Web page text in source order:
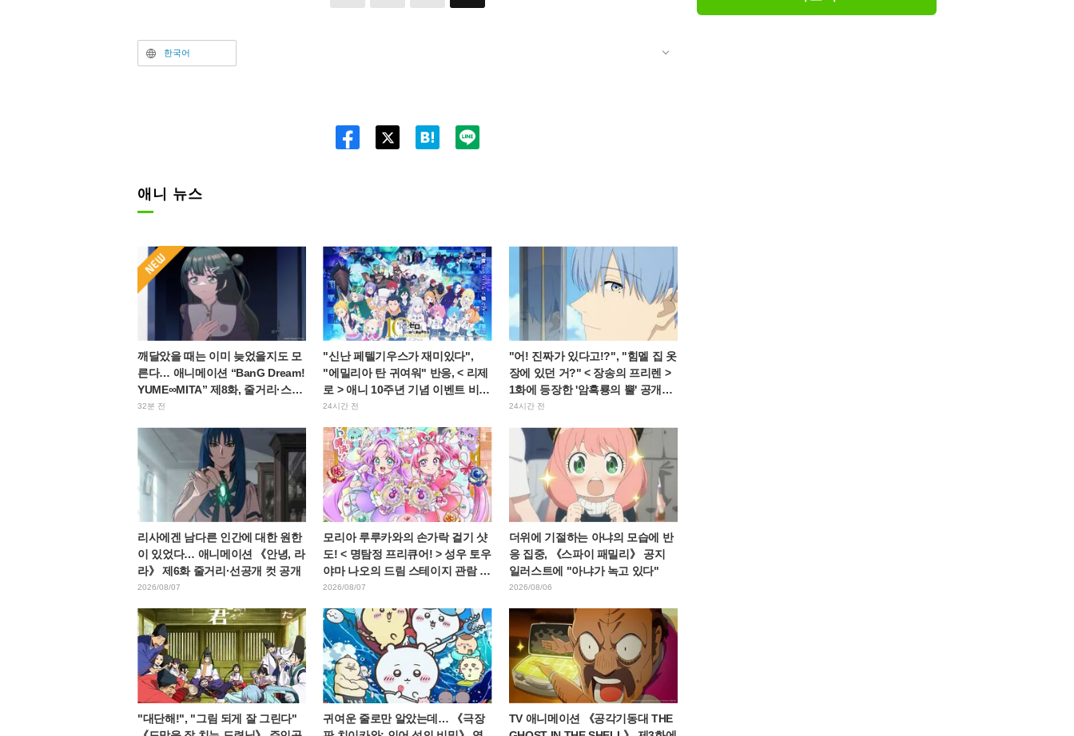
한국어
애니 뉴스
깨달았을 때는 이미 늦었을지도 모
른다… 애니메이션 “BanG Dream!
YUME∞MITA” 제8화, 줄거리·스틸
컷 공개
32분 전
"신난 페텔기우스가 재미있다",
"에밀리아 탄 귀여워" 반응, < 리제
로 > 애니 10주년 기념 이벤트 비주
얼 공개
24시간 전
"어! 진짜가 있다고!?", "힘멜 집 옷
장에 있던 거?" < 장송의 프리렌 >
1화에 등장한 '암흑룡의 뿔' 공개에
팬들 경악
24시간 전
리사에겐 남다른 인간에 대한 원한
이 있었다… 애니메이션 《안녕, 라
라》 제6화 줄거리·선공개 컷 공개
2026/08/07
모리아 루루카와의 손가락 걸기 샷
도! < 명탐정 프리큐어! > 성우 토우
야마 나오의 드림 스테이지 관람 보
고에 "W 아르카나다" 반응
2026/08/07
더위에 기절하는 아냐의 모습에 반
응 집중, 《스파이 패밀리》 공지
일러스트에 "아냐가 녹고 있다"
2026/08/06
"대단해!", "그림 되게 잘 그린다"
귀여운 줄로만 알았는데… 《극장
TV 애니메이션 《공각기동대 THE